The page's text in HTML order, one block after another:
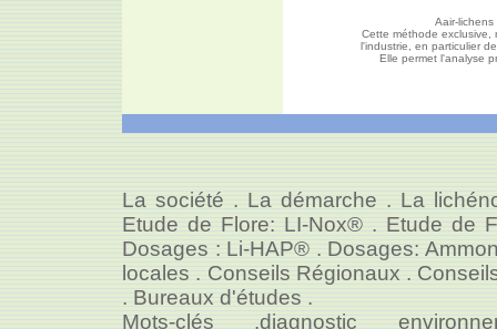
Aair-
Cette méthode exclusive,
l'industrie, en particulier
Elle permet l'analyse
La société . La démarche . La
Etude de Flore: LI-Nox® . Etude de
Dosages : Li-HAP® . Dosages:
locales . Conseils Régionaux .
. Bureaux d'études .
Mots-clés .diagnostic